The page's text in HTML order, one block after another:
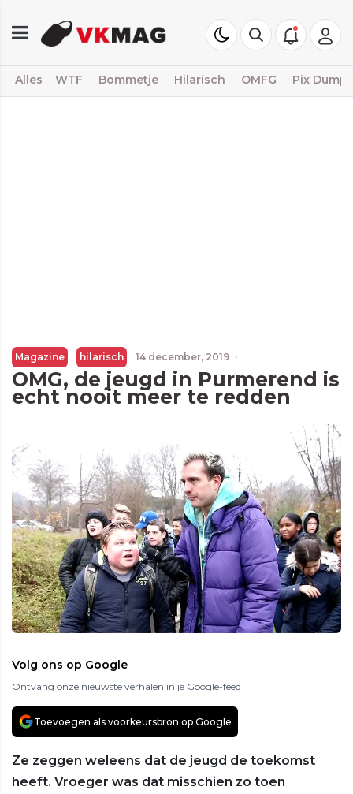
Alles WTF Bommetje Hilarisch OMFG Pix Dump
Magazine hilarisch 14 december, 2019 ·
OMG, de jeugd in Purmerend is
echt nooit meer te redden
Volg ons op Google
Ontvang onze nieuwste verhalen in je Google-feed
Toevoegen als voorkeursbron op Google
Ze zeggen weleens dat de jeugd de toekomst
heeft. Vroeger was dat misschien zo toen